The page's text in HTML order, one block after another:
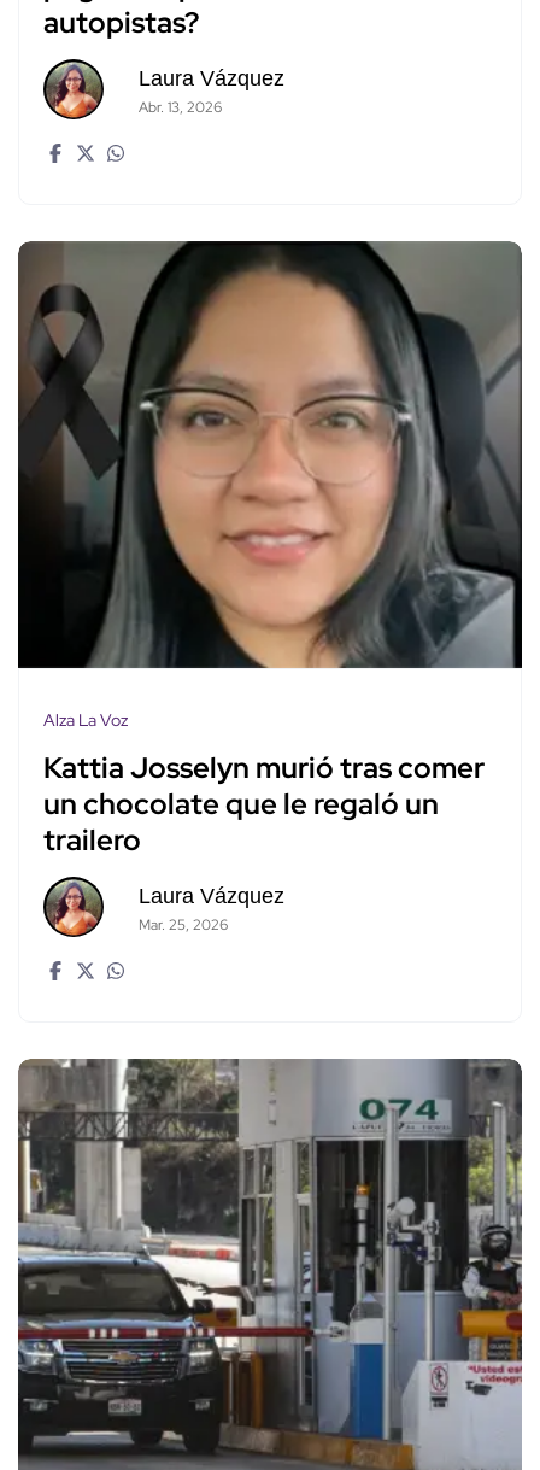
autopistas?
Laura Vázquez
Abr. 13, 2026
Alza La Voz
Kattia Josselyn murió tras comer
un chocolate que le regaló un
trailero
Laura Vázquez
Mar. 25, 2026